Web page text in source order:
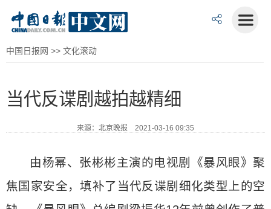
中国日报网 >> 文化滚动
当代反谍剧越拍越精细
来源：北京晚报 2021-03-16 09:35
由杨幂、张彬彬主演的电视剧《暴风眼》聚
焦国家安全，填补了当代反谍剧细化类型上的空